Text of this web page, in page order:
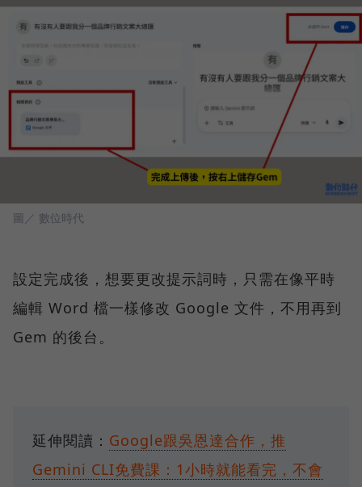
圖／ 數位時代
設定完成後，想要更改提示詞時，只需在像平時
編輯 Word 檔一樣修改 Google 文件，不用再到
Gem 的後台。
延伸閱讀： Google跟吳恩達合作，推
Gemini CLI免費課：1小時就能看完，不會